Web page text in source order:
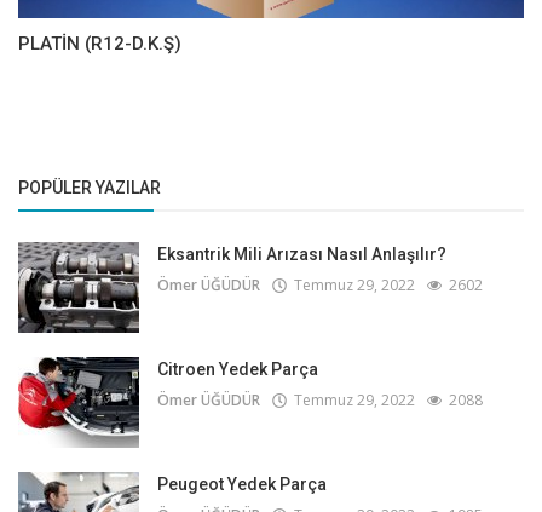
PLATİN (R12-D.K.Ş)
POPÜLER YAZILAR
Eksantrik Mili Arızası Nasıl Anlaşılır?
Ömer ÜĞÜDÜR Temmuz 29, 2022 2602
Citroen Yedek Parça
Ömer ÜĞÜDÜR Temmuz 29, 2022 2088
Peugeot Yedek Parça